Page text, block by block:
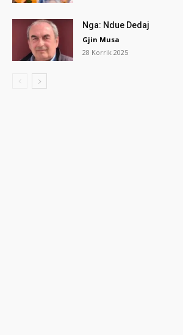
Nga: Ndue Dedaj
Gjin Musa
28 Korrik 2025